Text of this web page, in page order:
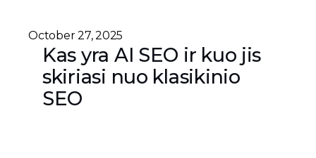
October 27, 2025
Kas yra AI SEO ir kuo jis
skiriasi nuo klasikinio
SEO